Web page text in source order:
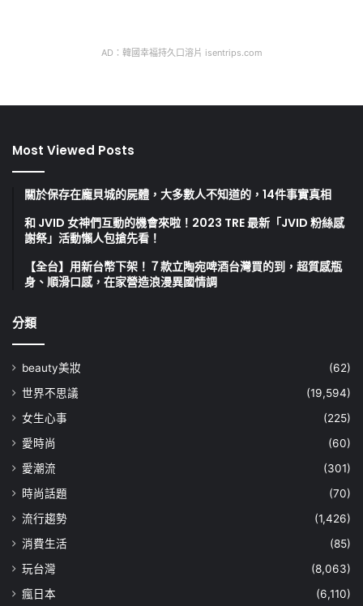
AD：韓國幸福持久口溶片 isentrips.com
Most Viewed Posts
關於保存在龐貝城的屍體，大多數人不知道的，14件事實真相
和 JVID 女神們互動的機會來啦！2023 TRE 最新「JVID 粉絲感
謝祭」活動懶人包搶先看！
【全台】用新台幣下架！７款立陶宛啤酒台灣買的到，超質感瓶
身、順滑口感，在家營造浪漫異國情調
分類
beauty美妝
(62)
世界不思議
(19,594)
女生心事
(225)
愛時尚
(60)
愛潮流
(301)
時尚話題
(70)
流行趨勢
(1,426)
消費生活
(85)
玩台灣
(8,063)
瘋日本
(6,110)